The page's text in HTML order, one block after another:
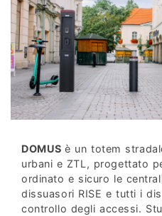
DOMUSè un totem
urbani e ZTL, progettato
ordinato e sicuro le
dissuasori RISE e tutti i
controllo degli accessi.